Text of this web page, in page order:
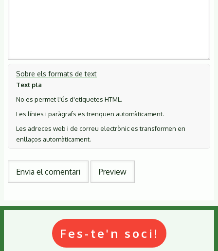
Sobre els formats de text
Text pla
No es permet l'ús d'etiquetes HTML.
Les línies i paràgrafs es trenquen automàticament.
Les adreces web i de correu electrònic es transformen en
enllaços automàticament.
Fes-te'n soci!